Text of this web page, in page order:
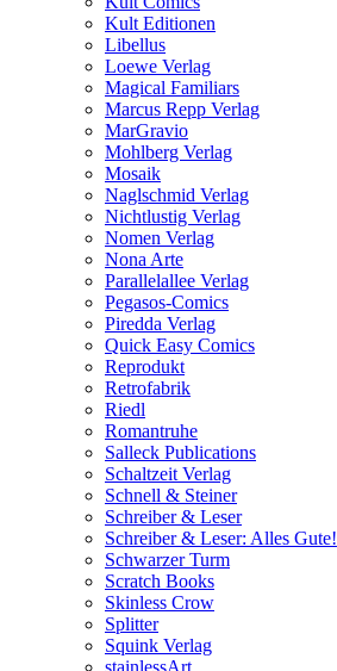
Kult Editionen
Libellus
Loewe Verlag
Magical Familiars
Marcus Repp Verlag
MarGravio
Mohlberg Verlag
Mosaik
Naglschmid Verlag
Nichtlustig Verlag
Nomen Verlag
Nona Arte
Parallelallee Verlag
Pegasos-Comics
Piredda Verlag
Quick Easy Comics
Reprodukt
Retrofabrik
Riedl
Romantruhe
Salleck Publications
Schaltzeit Verlag
Schnell & Steiner
Schreiber & Leser
Schreiber & Leser: Alles Gute!
Schwarzer Turm
Scratch Books
Skinless Crow
Splitter
Squink Verlag
stainlessArt